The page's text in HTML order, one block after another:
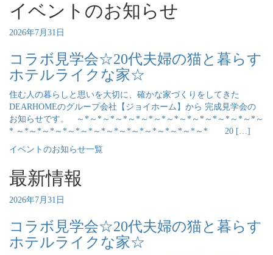
イベントのお知らせ
2026年7月31日
コラボ見学会☆20代夫婦の猫と暮らす
ホテルライクな家☆
住む人の暮らしと思いを大切に、確かな家づくりをしてきた
DEARHOMEのグループ会社【ジョイホーム】から 完成見学会の
お知らせです。 ～*～*～*～*～*～*～*～*～*～*～*～*～*～*～
* ～*～*～*～*～*～*～*～*～*～*～*～*～*～*～* 20 […]
イベントのお知らせ一覧
最新情報
2026年7月31日
コラボ見学会☆20代夫婦の猫と暮らす
ホテルライクな家☆